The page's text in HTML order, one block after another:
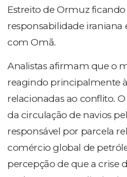
Estreito de Ormuz ficando
responsabilidade iraniana
com Omã.
Analistas afirmam que o
reagindo principalmente
relacionadas ao conflito.
da circulação de navios
responsável por parcela
comércio global de
percepção de que a crise